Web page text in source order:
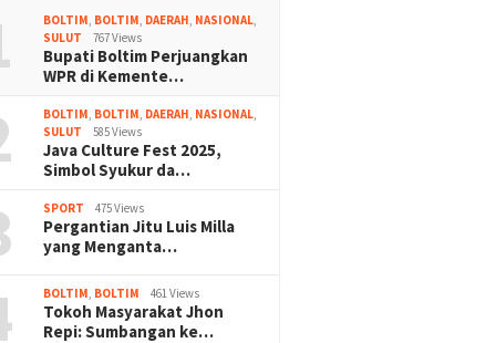
BOLTIM BOLTIM DAERAH NASIONAL
SULUT
767 Views
Bupati Boltim Perjuangkan
WPR di Kemente…
BOLTIM BOLTIM DAERAH NASIONAL
SULUT
585 Views
Java Culture Fest 2025,
Simbol Syukur da…
SPORT 475 Views
Pergantian Jitu Luis Milla
yang Menganta…
BOLTIM BOLTIM 461 Views
Tokoh Masyarakat Jhon
Repi: Sumbangan ke…